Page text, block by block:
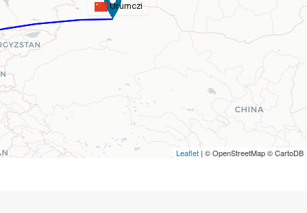
Urumczi
Leaflet | © OpenStreetMap © CartoDB